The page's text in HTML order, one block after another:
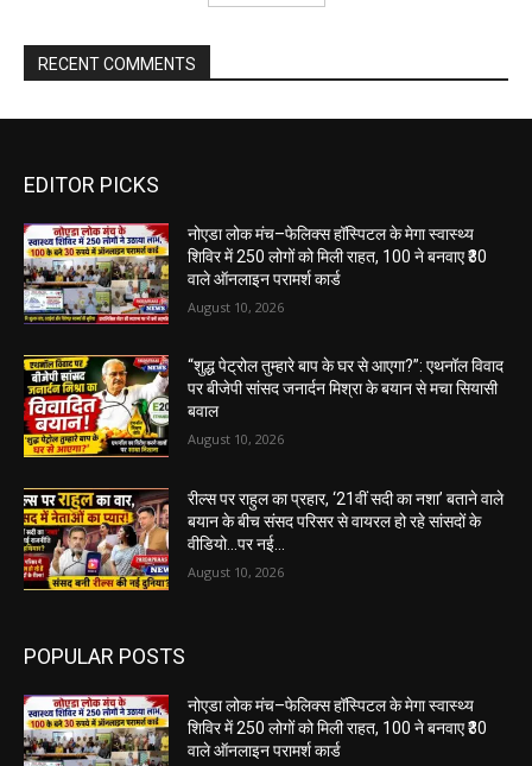
RECENT COMMENTS
EDITOR PICKS
नोएडा लोक मंच–फेलिक्स हॉस्पिटल के मेगा स्वास्थ्य
शिविर में 250 लोगों को मिली राहत, 100 ने बनवाए ₹30
वाले ऑनलाइन परामर्श कार्ड
August 10, 2026
“शुद्ध पेट्रोल तुम्हारे बाप के घर से आएगा?”: एथनॉल विवाद
पर बीजेपी सांसद जनार्दन मिश्रा के बयान से मचा सियासी
बवाल
August 10, 2026
रील्स पर राहुल का प्रहार, ‘21वीं सदी का नशा’ बताने वाले
बयान के बीच संसद परिसर से वायरल हो रहे सांसदों के
वीडियो…पर नई...
August 10, 2026
POPULAR POSTS
नोएडा लोक मंच–फेलिक्स हॉस्पिटल के मेगा स्वास्थ्य
शिविर में 250 लोगों को मिली राहत, 100 ने बनवाए ₹30
वाले ऑनलाइन परामर्श कार्ड